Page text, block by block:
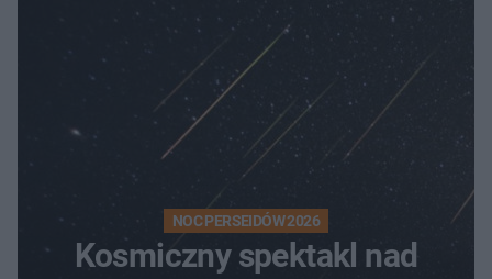
NOC PERSEIDÓW 2026
Kosmiczny spektakl nad